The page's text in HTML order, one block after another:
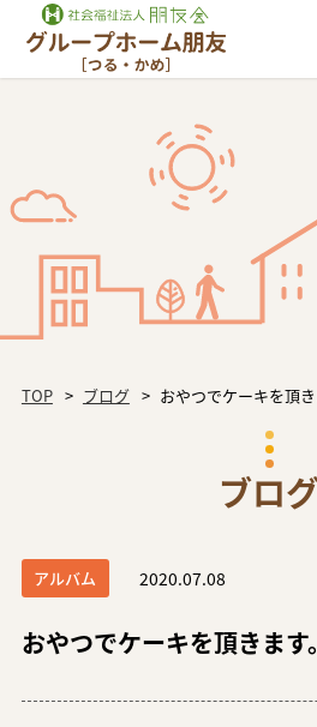
TOP ブログ おやつでケーキを頂き
ブロ
アルバム 2020.07.08
おやつでケーキを頂きます